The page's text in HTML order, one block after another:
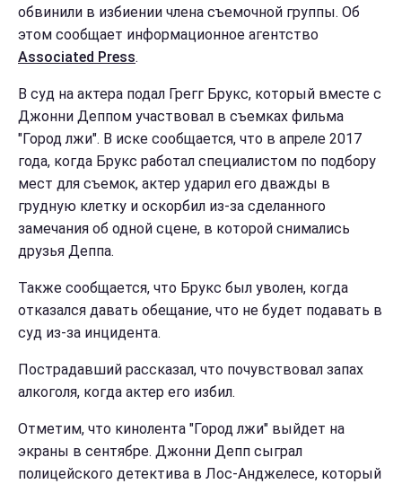
обвинили в избиении члена съемочной группы. Об
этом сообщает информационное агентство
Associated Press.
В суд на актера подал Грегг Брукс, который вместе с
Джонни Деппом участвовал в съемках фильма
"Город лжи". В иске сообщается, что в апреле 2017
года, когда Брукс работал специалистом по подбору
мест для съемок, актер ударил его дважды в
грудную клетку и оскорбил из-за сделанного
замечания об одной сцене, в которой снимались
друзья Деппа.
Также сообщается, что Брукс был уволен, когда
отказался давать обещание, что не будет подавать в
суд из-за инцидента.
Пострадавший рассказал, что почувствовал запах
алкоголя, когда актер его избил.
Отметим, что кинолента "Город лжи" выйдет на
экраны в сентябре. Джонни Депп сыграл
полицейского детектива в Лос-Анджелесе, который